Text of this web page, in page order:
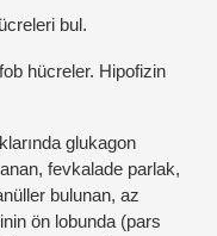
bul.
hücreler. Hipofizin
glukagon
fevkalade parlak,
bulunan, az
ön lobunda (pars